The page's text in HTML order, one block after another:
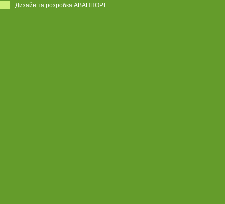
Дизайн та розробка АВАНПОРТ